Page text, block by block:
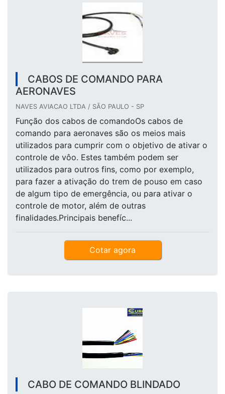
CABOS DE COMANDO PARA
AERONAVES
NAVES AVIACAO LTDA / SÃO PAULO - SP
Função dos cabos de comandoOs cabos de
comando para aeronaves são os meios mais
utilizados para cumprir com o objetivo de ativar o
controle de vôo. Estes também podem ser
utilizados para outros fins, como por exemplo,
para fazer a ativação do trem de pouso em caso
de algum tipo de emergência, ou para ativar o
controle de motor, além de outras
finalidades.Principais benefíc...
Cotar agora
CABO DE COMANDO BLINDADO